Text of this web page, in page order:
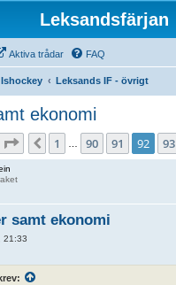
Leksandsfärjan
Aktiva trådar FAQ
Ishockey Leksands IF - övrigt
ekonomi
Sida 92 av 98
Föregående
1 90 91 92 93
samt ekonomi
21:33